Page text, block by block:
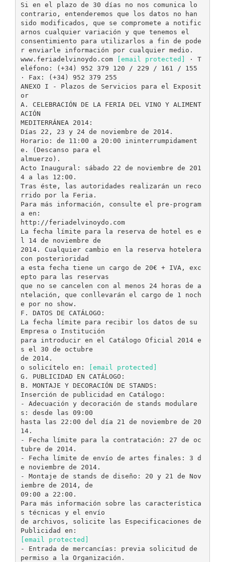
Si en el plazo de 30 días no nos comunica lo
contrario, entenderemos que los datos no han
sido modificados, que se compromete a notific
arnos cualquier variación y que tenemos el
consentimiento para utilizarlos a fin de pode
r enviarle información por cualquier medio.
www.feriadelvinoydo.com
[email protected]
· T
eléfono: (+34) 952 379 120 / 229 / 161 / 155
· Fax: (+34) 952 379 255
ANEXO I - Plazos de Servicios para el Exposit
or
A. CELEBRACIÓN DE LA FERIA DEL VINO Y ALIMENT
ACIÓN
MEDITERRÁNEA 2014:
Días 22, 23 y 24 de noviembre de 2014.
Horario: de 11:00 a 20:00 ininterrumpidament
e. (Descanso para el
almuerzo).
Acto Inaugural: sábado 22 de noviembre de 201
4 a las 12:00.
Tras éste, las autoridades realizarán un reco
rrido por la Feria.
Para más información, consulte el pre-program
a en:
http://feriadelvinoydo.com
La fecha límite para la reserva de hotel es e
l 14 de noviembre de
2014. Cualquier cambio en la reserva hotelera
con posterioridad
a esta fecha tiene un cargo de 20€ + IVA, exc
epto para las reservas
que no se cancelen con al menos 24 horas de a
ntelación, que conllevarán el cargo de 1 noch
e por no show.
F. DATOS DE CATÁLOGO:
La fecha límite para recibir los datos de su
Empresa o Institución
para introducir en el Catálogo Oficial 2014 e
s el 30 de octubre
de 2014.
o solicítelo en:
[email protected]
G. PUBLICIDAD EN CATÁLOGO:
B. MONTAJE Y DECORACIÓN DE STANDS:
Inserción de publicidad en Catálogo:
- Adecuación y decoración de stands modulare
s: desde las 09:00
hasta las 22:00 del día 21 de noviembre de 20
14.
- Fecha límite para la contratación: 27 de oc
tubre de 2014.
- Fecha límite de envío de artes finales: 3 d
e noviembre de 2014.
- Montaje de stands de diseño: 20 y 21 de Nov
iembre de 2014, de
09:00 a 22:00.
Para más información sobre las característica
s técnicas y el envío
de archivos, solicite las Especificaciones de
[email protected]
- Entrada de mercancías: previa solicitud de
permiso a la Organización.